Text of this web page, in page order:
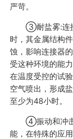
严苛。
③耐盐雾:连
时，其金属结构
蚀，影响连接器
受这种环境的能
在温度受控的试
空气喷出，形成
至少为48小时。
④振动和冲
能，在特殊的应